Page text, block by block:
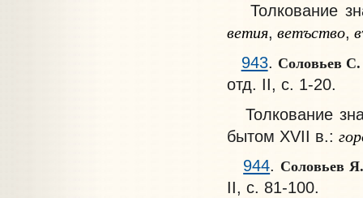
Толкование
ветия, ветъство,
943. Соловьев
отд. II, с. 1-20.
Толкование
бытом XVII в.:
944. Соловьев
II, с. 81-100.